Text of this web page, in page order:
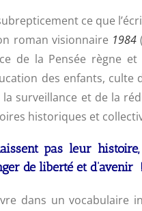
ce que
roman visionnaire 1984
de la Pensée règne
des enfants,
la surveillance et de la
historiques et
pas leur
de liberté et d’avenir !
dans un vocabulaire